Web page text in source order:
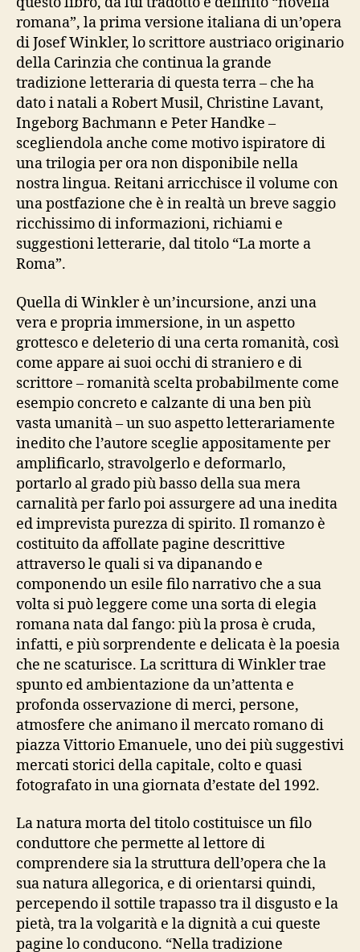
romana”, la prima versione italiana di un’opera
di Josef Winkler, lo scrittore austriaco originario
della Carinzia che continua la grande
tradizione letteraria di questa terra – che ha
dato i natali a Robert Musil, Christine Lavant,
Ingeborg Bachmann e Peter Handke –
scegliendola anche come motivo ispiratore di
una trilogia per ora non disponibile nella
nostra lingua. Reitani arricchisce il volume con
una postfazione che è in realtà un breve saggio
ricchissimo di informazioni, richiami e
suggestioni letterarie, dal titolo “La morte a
Roma”.
Quella di Winkler è un’incursione, anzi una
vera e propria immersione, in un aspetto
grottesco e deleterio di una certa romanità, così
come appare ai suoi occhi di straniero e di
scrittore – romanità scelta probabilmente come
esempio concreto e calzante di una ben più
vasta umanità – un suo aspetto letterariamente
inedito che l’autore sceglie appositamente per
amplificarlo, stravolgerlo e deformarlo,
portarlo al grado più basso della sua mera
carnalità per farlo poi assurgere ad una inedita
ed imprevista purezza di spirito. Il romanzo è
costituito da affollate pagine descrittive
attraverso le quali si va dipanando e
componendo un esile filo narrativo che a sua
volta si può leggere come una sorta di elegia
romana nata dal fango: più la prosa è cruda,
infatti, e più sorprendente e delicata è la poesia
che ne scaturisce. La scrittura di Winkler trae
spunto ed ambientazione da un’attenta e
profonda osservazione di merci, persone,
atmosfere che animano il mercato romano di
piazza Vittorio Emanuele, uno dei più suggestivi
mercati storici della capitale, colto e quasi
fotografato in una giornata d’estate del 1992.
La natura morta del titolo costituisce un filo
conduttore che permette al lettore di
comprendere sia la struttura dell’opera che la
sua natura allegorica, e di orientarsi quindi,
percependo il sottile trapasso tra il disgusto e la
pietà, tra la volgarità e la dignità a cui queste
pagine lo conducono. “Nella tradizione